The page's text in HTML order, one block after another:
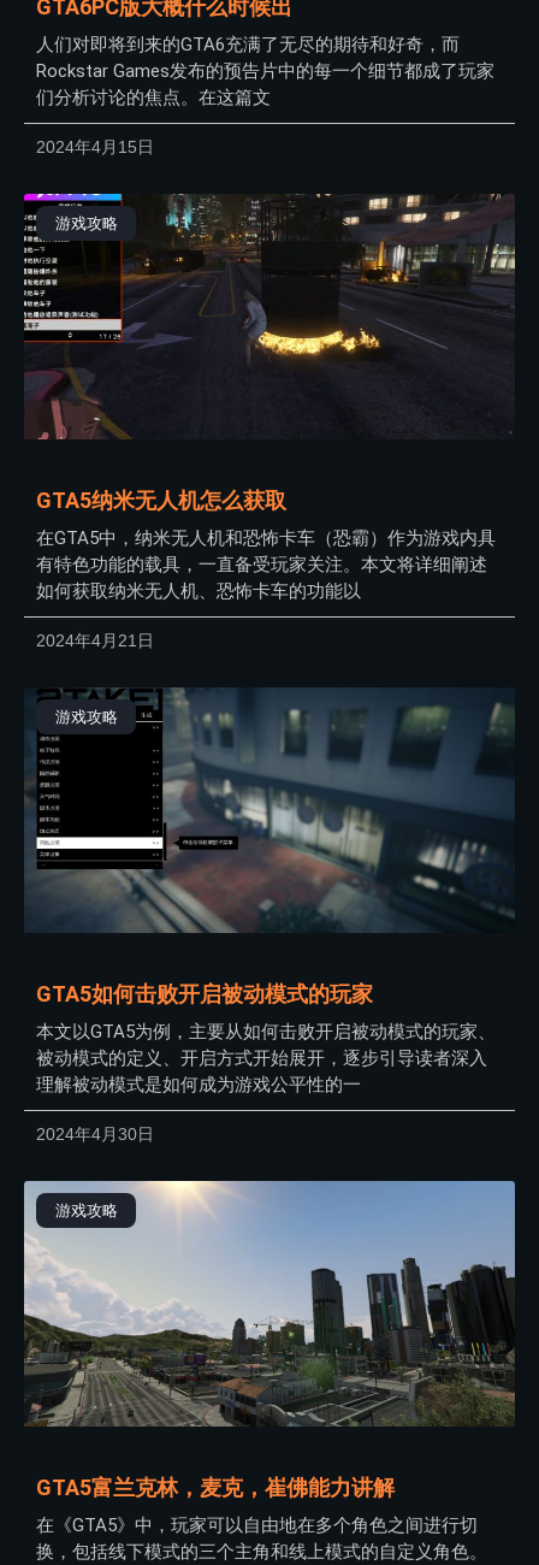
GTA6PC版大概什么时候出
人们对即将到来的GTA6充满了无尽的期待和好奇，而
Rockstar Games发布的预告片中的每一个细节都成了玩家
们分析讨论的焦点。在这篇文
2024年4月15日
游戏攻略
GTA5纳米无人机怎么获取
在GTA5中，纳米无人机和恐怖卡车（恐霸）作为游戏内具
有特色功能的载具，一直备受玩家关注。本文将详细阐述
如何获取纳米无人机、恐怖卡车的功能以
2024年4月21日
游戏攻略
GTA5如何击败开启被动模式的玩家
本文以GTA5为例，主要从如何击败开启被动模式的玩家、
被动模式的定义、开启方式开始展开，逐步引导读者深入
理解被动模式是如何成为游戏公平性的一
2024年4月30日
游戏攻略
GTA5富兰克林，麦克，崔佛能力讲解
在《GTA5》中，玩家可以自由地在多个角色之间进行切
换，包括线下模式的三个主角和线上模式的自定义角色。